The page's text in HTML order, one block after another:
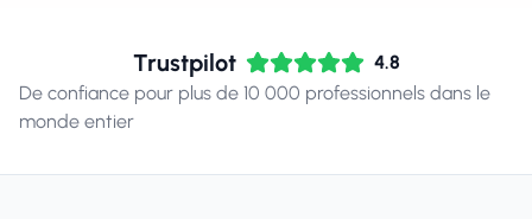
Trustpilot
4.8
De confiance pour plus de 10 000 professionnels dans le
monde entier